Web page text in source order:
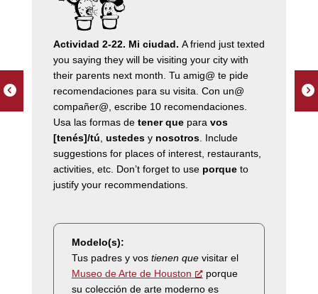
Actividad 2-22. Mi ciudad. A friend just texted
you saying they will be visiting your city with
their parents next month. Tu amig@ te pide
recomendaciones para su visita. Con un@
compañer@, escribe 10 recomendaciones.
Usa las formas de tener quepara vos
[tenés]/tú, ustedesy nosotros. Include
suggestions for places of interest, restaurants,
activities, etc. Don’t forget to use porqueto
justify your recommendations.
Modelo(s):
Tus padres y vos tienen quevisitar el
Museo de Arte de Houston
porque
su colección de arte moderno es